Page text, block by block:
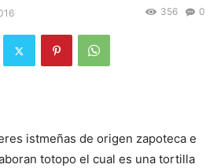
0
356
istmeñas de origen zapoteca e
totopo el cual es una tortilla